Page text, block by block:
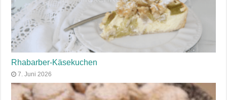
Rhabarber-Käsekuchen
7. Juni 2026